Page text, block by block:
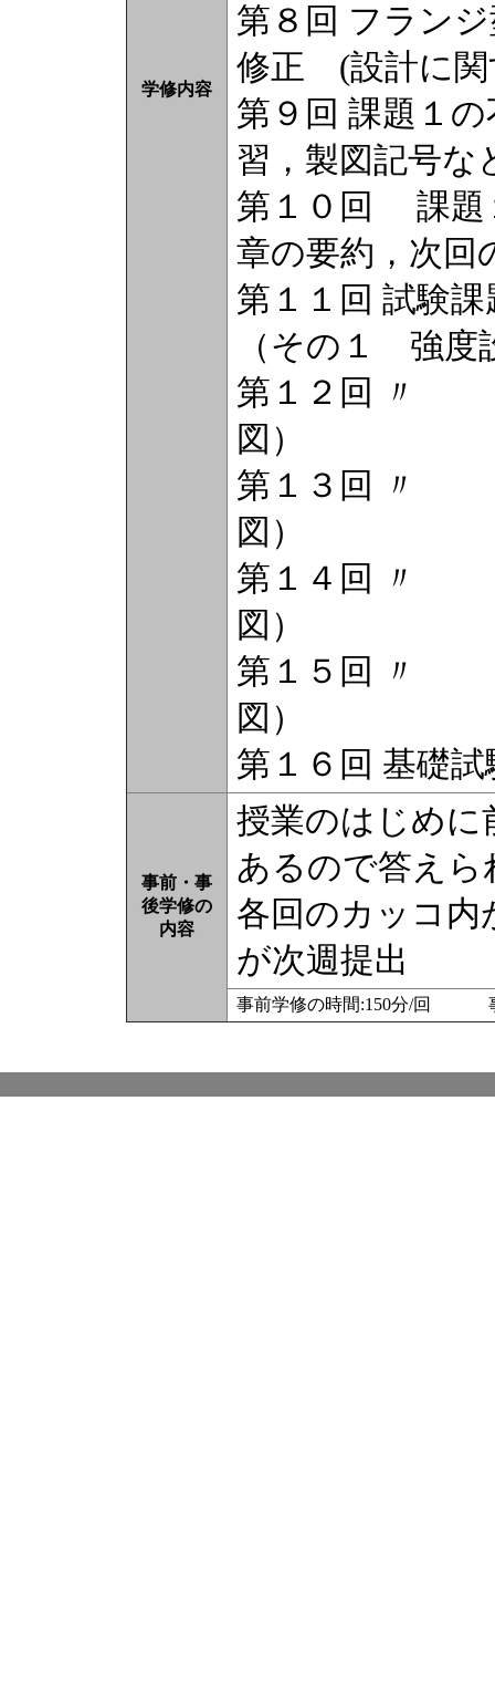
学修内容
第８回 フラン
修正 (設計に関
第９回 課題１
習，製図記号な
第１０回 課題
章の要約，次回
第１１回 試験
（その１ 強度
第１２
図）
第１３
図）
第１４
図）
第１５
図）
第１６回 基礎試
事前・事
後学修の
内容
授業のはじめに
あるので答え
各回のカッコ
が次週提出
事前学修の時間:150分/回 事